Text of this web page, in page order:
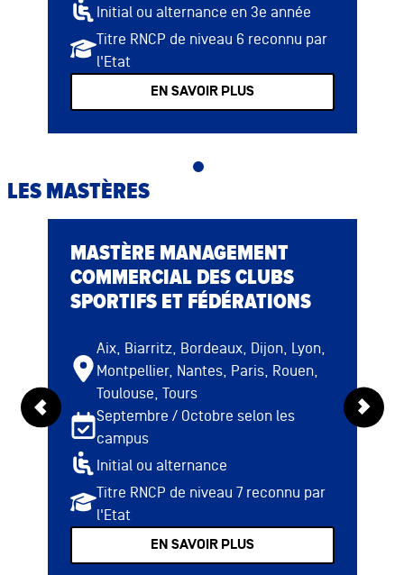
Initial ou alternance en 3e année
Titre RNCP de niveau 6 reconnu par
l'Etat
EN SAVOIR PLUS
LES MASTÈRES
MASTÈRE MANAGEMENT
COMMERCIAL DES CLUBS
SPORTIFS ET FÉDÉRATIONS
Aix, Biarritz, Bordeaux, Dijon, Lyon,
Montpellier, Nantes, Paris, Rouen,
Toulouse, Tours
Septembre / Octobre selon les
campus
Initial ou alternance
Titre RNCP de niveau 7 reconnu par
l'Etat
EN SAVOIR PLUS